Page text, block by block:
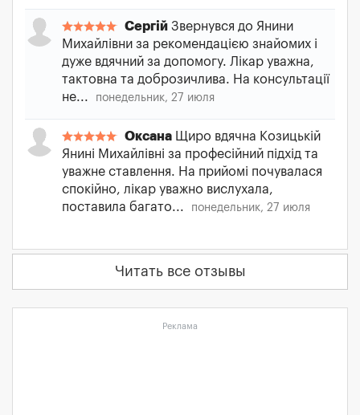
Сергій Звернувся до Янини
Михайлівни за рекомендацією знайомих і
дуже вдячний за допомогу. Лікар уважна,
тактовна та доброзичлива. На консультації
не...
понедельник, 27 июля
Оксана Щиро вдячна Козицькій
Янині Михайлівні за професійний підхід та
уважне ставлення. На прийомі почувалася
спокійно, лікар уважно вислухала,
поставила багато...
понедельник, 27 июля
Читать все отзывы
Реклама